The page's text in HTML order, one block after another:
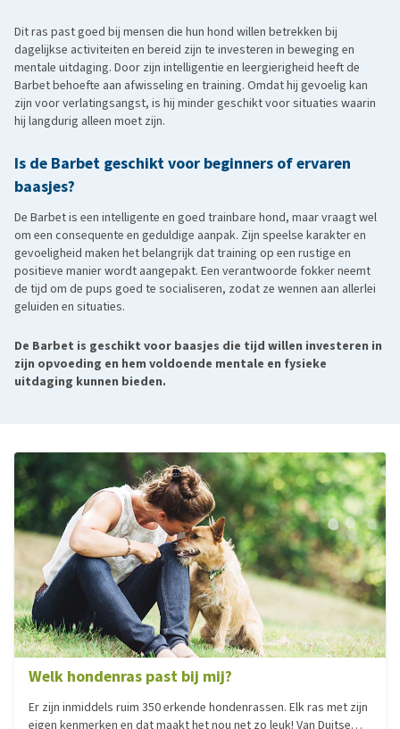
Dit ras past goed bij mensen die hun hond willen betrekken bij
dagelijkse activiteiten en bereid zijn te investeren in beweging en
mentale uitdaging. Door zijn intelligentie en leergierigheid heeft de
Barbet behoefte aan afwisseling en training. Omdat hij gevoelig kan
zijn voor verlatingsangst, is hij minder geschikt voor situaties waarin
hij langdurig alleen moet zijn.
Is de Barbet geschikt voor beginners of ervaren
baasjes?
De Barbet is een intelligente en goed trainbare hond, maar vraagt wel
om een consequente en geduldige aanpak. Zijn speelse karakter en
gevoeligheid maken het belangrijk dat training op een rustige en
positieve manier wordt aangepakt. Een verantwoorde fokker neemt
de tijd om de pups goed te socialiseren, zodat ze wennen aan allerlei
geluiden en situaties.
De Barbet is geschikt voor baasjes die tijd willen investeren in
zijn opvoeding en hem voldoende mentale en fysieke
uitdaging kunnen bieden.
Welk hondenras past bij mij?
Er zijn inmiddels ruim 350 erkende hondenrassen. Elk ras met zijn
eigen kenmerken en dat maakt het nou net zo leuk! Van Duitse